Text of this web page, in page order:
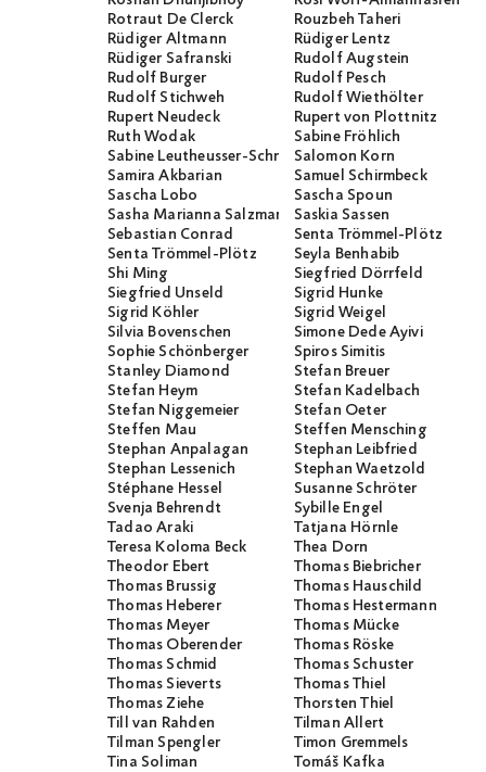
Rotraut De Clerck
Rouzbeh Taheri
Rüdiger Altmann
Rüdiger Lentz
Rüdiger Safranski
Rudolf Augstein
Rudolf Burger
Rudolf Pesch
Rudolf Stichweh
Rudolf Wiethölter
Rupert Neudeck
Rupert von Plottnitz
Ruth Wodak
Sabine Fröhlich
Sabine Leutheusser-Schnarrenberger
Salomon Korn
Samira Akbarian
Samuel Schirmbeck
Sascha Lobo
Sascha Spoun
Sasha Marianna Salzmann Saskia Sassen
Sebastian Conrad
Senta Trömmel-Plötz
Senta Trömmel-Plötz
Seyla Benhabib
Shi Ming
Siegfried Dörrfeld
Siegfried Unseld
Sigrid Hunke
Sigrid Köhler
Sigrid Weigel
Silvia Bovenschen
Simone Dede Ayivi
Sophie Schönberger
Spiros Simitis
Stanley Diamond
Stefan Breuer
Stefan Heym
Stefan Kadelbach
Stefan Niggemeier
Stefan Oeter
Steffen Mau
Steffen Mensching
Stephan Anpalagan
Stephan Leibfried
Stephan Lessenich
Stephan Waetzold
Stéphane Hessel
Susanne Schröter
Svenja Behrendt
Sybille Engel
Tadao Araki
Tatjana Hörnle
Teresa Koloma Beck
Thea Dorn
Theodor Ebert
Thomas Biebricher
Thomas Brussig
Thomas Hauschild
Thomas Heberer
Thomas Hestermann
Thomas Meyer
Thomas Mücke
Thomas Oberender
Thomas Röske
Thomas Schmid
Thomas Schuster
Thomas Sieverts
Thomas Thiel
Thomas Ziehe
Thorsten Thiel
Till van Rahden
Tilman Allert
Tilman Spengler
Timon Gremmels
Tina Soliman
Tomáš Kafka